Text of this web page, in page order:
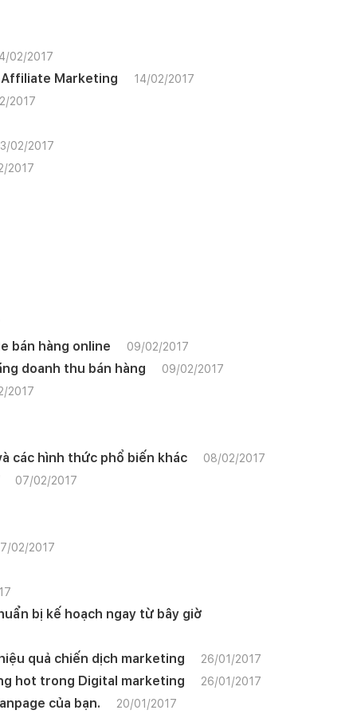
02/2017
Marketing 14/02/2017
2017
02/2017
2017
bán hàng online 09/02/2017
doanh thu bán hàng 09/02/2017
2017
các hình thức phổ biến khác 08/02/2017
07/02/2017
02/2017
bị kế hoạch ngay từ bây giờ
quả chiến dịch marketing 26/01/2017
hot trong Digital marketing 26/01/2017
của bạn. 20/01/2017